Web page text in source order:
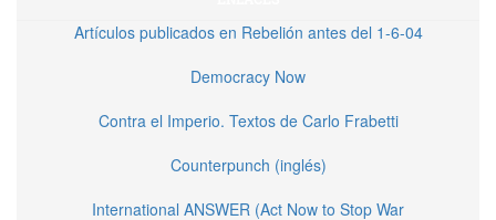
Artículos publicados en Rebelión antes del 1-6-04
Democracy Now
Contra el Imperio. Textos de Carlo Frabetti
Counterpunch (inglés)
International ANSWER (Act Now to Stop War